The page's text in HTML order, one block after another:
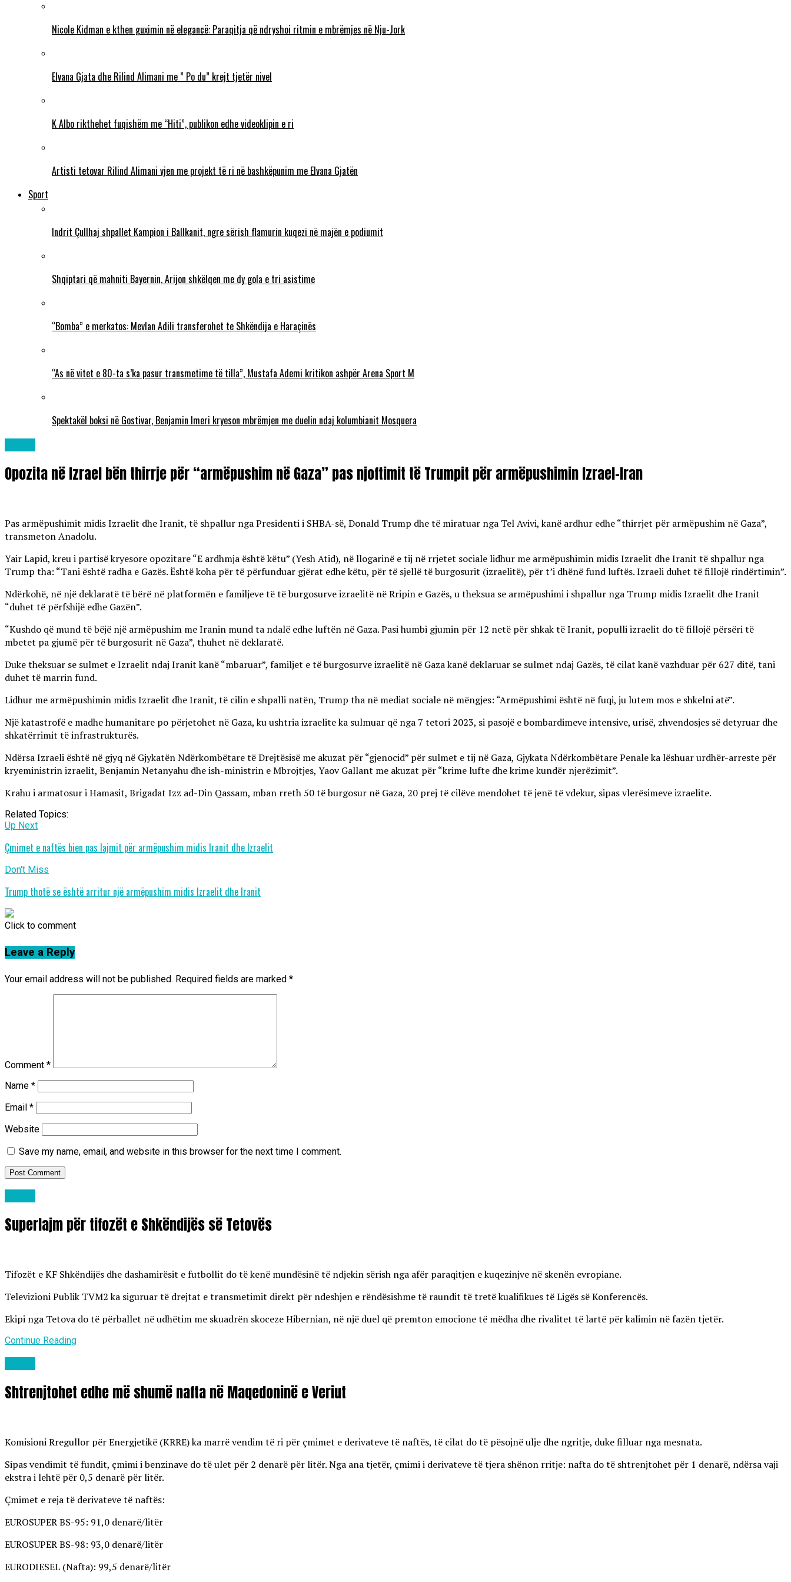
Nicole Kidman e kthen guximin në elegancë: Paraqitja që ndryshoi ritmin e mbrëmjes në Nju-Jork
Elvana Gjata dhe Rilind Alimani me ” Po du” krejt tjetër nivel
K Albo rikthehet fuqishëm me “Hiti”, publikon edhe videoklipin e ri
Artisti tetovar Rilind Alimani vjen me projekt të ri në bashkëpunim me Elvana Gjatën
Sport
Indrit Çullhaj shpallet Kampion i Ballkanit, ngre sërish flamurin kuqezi në majën e podiumit
Shqiptari që mahniti Bayernin, Arijon shkëlqen me dy gola e tri asistime
“Bomba” e merkatos: Mevlan Adili transferohet te Shkëndija e Haraçinës
“As në vitet e 80-ta s’ka pasur transmetime të tilla”, Mustafa Ademi kritikon ashpër Arena Sport M
Spektakël boksi në Gostivar, Benjamin Imeri kryeson mbrëmjen me duelin ndaj kolumbianit Mosquera
Opozita në Izrael bën thirrje për “armëpushim në Gaza” pas njoftimit të Trumpit për armëpushimin Izrael-Iran
Pas armëpushimit midis Izraelit dhe Iranit, të shpallur nga Presidenti i SHBA-së, Donald Trump dhe të miratuar nga Tel Avivi, kanë ardhur edhe “thirrjet për armëpushim në Gaza”,
transmeton Anadolu.
Yair Lapid, kreu i partisë kryesore opozitare “E ardhmja është këtu” (Yesh Atid), në llogarinë e tij në rrjetet sociale lidhur me armëpushimin midis Izraelit dhe Iranit të shpallur nga
Trump tha: “Tani është radha e Gazës. Është koha për të përfunduar gjërat edhe këtu, për të sjellë të burgosurit (izraelitë), për t’i dhënë fund luftës. Izraeli duhet të fillojë rindërtimin”.
Ndërkohë, në një deklaratë të bërë në platformën e familjeve të të burgosurve izraelitë në Rripin e Gazës, u theksua se armëpushimi i shpallur nga Trump midis Izraelit dhe Iranit
“duhet të përfshijë edhe Gazën”.
“Kushdo që mund të bëjë një armëpushim me Iranin mund ta ndalë edhe luftën në Gaza. Pasi humbi gjumin për 12 netë për shkak të Iranit, populli izraelit do të fillojë përsëri të
mbetet pa gjumë për të burgosurit në Gaza”, thuhet në deklaratë.
Duke theksuar se sulmet e Izraelit ndaj Iranit kanë “mbaruar”, familjet e të burgosurve izraelitë në Gaza kanë deklaruar se sulmet ndaj Gazës, të cilat kanë vazhduar për 627 ditë, tani
duhet të marrin fund.
Lidhur me armëpushimin midis Izraelit dhe Iranit, të cilin e shpalli natën, Trump tha në mediat sociale në mëngjes: “Armëpushimi është në fuqi, ju lutem mos e shkelni atë”.
Një katastrofë e madhe humanitare po përjetohet në Gaza, ku ushtria izraelite ka sulmuar që nga 7 tetori 2023, si pasojë e bombardimeve intensive, urisë, zhvendosjes së detyruar dhe
shkatërrimit të infrastrukturës.
Ndërsa Izraeli është në gjyq në Gjykatën Ndërkombëtare të Drejtësisë me akuzat për “gjenocid” për sulmet e tij në Gaza, Gjykata Ndërkombëtare Penale ka lëshuar urdhër-arreste për
kryeministrin izraelit, Benjamin Netanyahu dhe ish-ministrin e Mbrojtjes, Yaov Gallant me akuzat për “krime lufte dhe krime kundër njerëzimit”.
Krahu i armatosur i Hamasit, Brigadat Izz ad-Din Qassam, mban rreth 50 të burgosur në Gaza, 20 prej të cilëve mendohet të jenë të vdekur, sipas vlerësimeve izraelite.
Related Topics:
Up Next
Çmimet e naftës bien pas lajmit për armëpushim midis Iranit dhe Izraelit
Don't Miss
Trump thotë se është arritur një armëpushim midis Izraelit dhe Iranit
Click to comment
Leave a Reply
Your email address will not be published. Required fields are marked *
Comment *
Name *
Email *
Website
Save my name, email, and website in this browser for the next time I comment.
Superlajm për tifozët e Shkëndijës së Tetovës
Tifozët e KF Shkëndijës dhe dashamirësit e futbollit do të kenë mundësinë të ndjekin sërish nga afër paraqitjen e kuqezinjve në skenën evropiane.
Televizioni Publik TVM2 ka siguruar të drejtat e transmetimit direkt për ndeshjen e rëndësishme të raundit të tretë kualifikues të Ligës së Konferencës.
Ekipi nga Tetova do të përballet në udhëtim me skuadrën skoceze Hibernian, në një duel që premton emocione të mëdha dhe rivalitet të lartë për kalimin në fazën tjetër.
Continue Reading
Shtrenjtohet edhe më shumë nafta në Maqedoninë e Veriut
Komisioni Rregullor për Energjetikë (KRRE) ka marrë vendim të ri për çmimet e derivateve të naftës, të cilat do të pësojnë ulje dhe ngritje, duke filluar nga mesnata.
Sipas vendimit të fundit, çmimi i benzinave do të ulet për 2 denarë për litër. Nga ana tjetër, çmimi i derivateve të tjera shënon rritje: nafta do të shtrenjtohet për 1 denarë, ndërsa vaji
ekstra i lehtë për 0,5 denarë për litër.
Çmimet e reja të derivateve të naftës:
EUROSUPER BS-95: 91,0 denarë/litër
EUROSUPER BS-98: 93,0 denarë/litër
EURODIESEL (Nafta): 99,5 denarë/litër